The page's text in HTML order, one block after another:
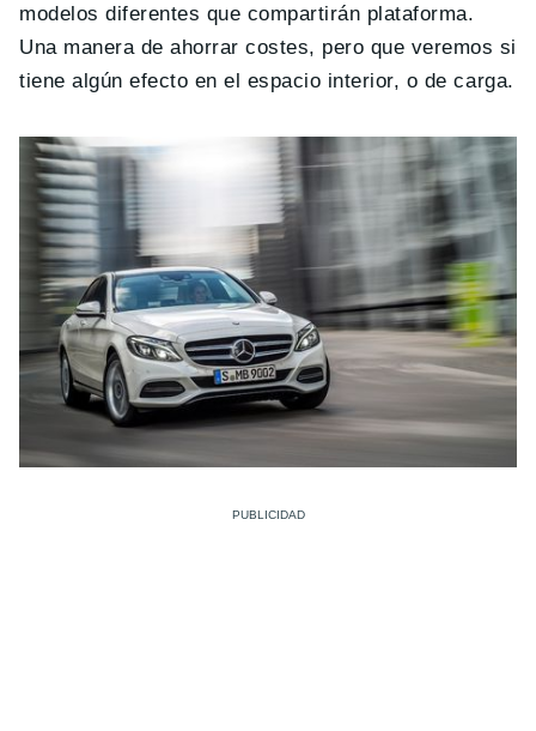
modelos diferentes que compartirán plataforma.
Una manera de ahorrar costes, pero que veremos si
tiene algún efecto en el espacio interior, o de carga.